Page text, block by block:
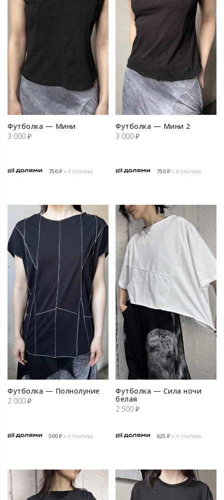
Футболка — Мини
3 000 ₽
750₽х 4 платежа
Футболка — Мини 2
3 000 ₽
750₽х 4 платежа
Футболка — Полнолуние
2 000 ₽
500₽х 4 платежа
Футболка — Сила ночи
белая
2 500 ₽
625 ₽х 4 платежа